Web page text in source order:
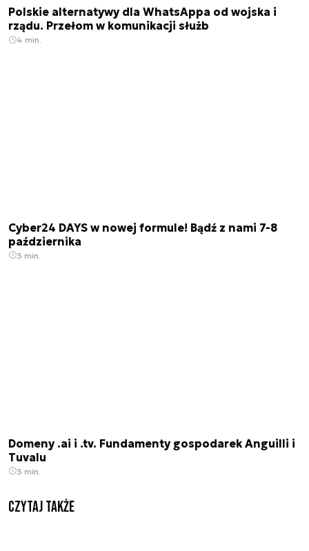
Polskie alternatywy dla WhatsAppa od wojska i
rządu. Przełom w komunikacji służb
4 min.
Cyber24 DAYS w nowej formule! Bądź z nami 7-8
października
3 min.
Domeny .ai i .tv. Fundamenty gospodarek Anguilli i
Tuvalu
3 min.
Czytaj także